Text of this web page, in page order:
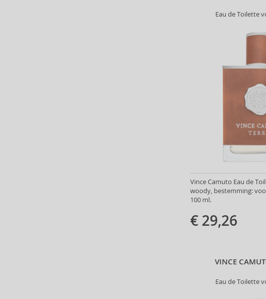
Eau de Toilette
Vince Camuto Eau de
woody, bestemming:
100 ml.
€ 29,26
VINCE
Eau de Toilette